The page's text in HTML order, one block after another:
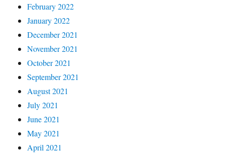
February 2022
January 2022
December 2021
November 2021
October 2021
September 2021
August 2021
July 2021
June 2021
May 2021
April 2021